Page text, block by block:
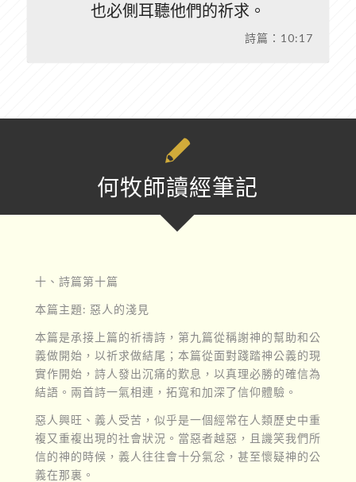
也必側耳聽他們的祈求。
詩篇：10:17
何牧師讀經筆記
十、詩篇第十篇
本篇主題: 惡人的淺見
本篇是承接上篇的祈禱詩，第九篇從稱謝神的幫助和公
義做開始，以祈求做結尾；本篇從面對踐踏神公義的現
實作開始，詩人發出沉痛的歎息，以真理必勝的確信為
結語。兩首詩一氣相連，拓寬和加深了信仰體驗。
惡人興旺、義人受苦，似乎是一個經常在人類歷史中重
複又重複出現的社會狀況。當惡者越惡，且譏笑我們所
信的神的時候，義人往往會十分氣忿，甚至懷疑神的公
義在那裏。